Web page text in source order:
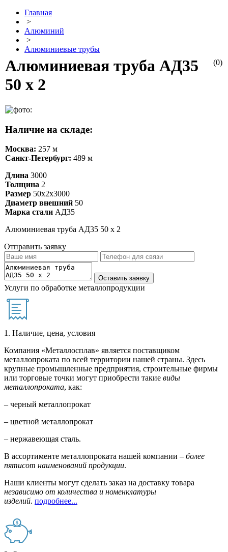
Главная
>
Алюминий
>
Алюминиевые трубы
(0)
Алюминиевая труба АД35
50 х 2
Наличие на складе:
Москва: 257 м
Санкт-Петербург: 489 м
Длина 3000
Толщина 2
Размер 50х2х3000
Диаметр внешний 50
Марка стали АД35
Алюминиевая труба АД35 50 х 2
Отправить заявку
Услуги по обработке металлопродукции
1. Наличие, цена, условия
Компания «Металлосплав» является поставщиком
металлопроката по всей территории нашей страны. Здесь
крупные промышленные предприятия, строительные фирмы
или торговые точки могут приобрести такие виды
металлопроката, как:
– черный металлопрокат
– цветной металлопрокат
– нержавеющая сталь.
В ассортименте металлопроката нашей компании – более
пятисот наименований продукции.
Наши клиенты могут сделать заказ на доставку товара
независимо от количества и номенклатуры
изделий. подробнее...